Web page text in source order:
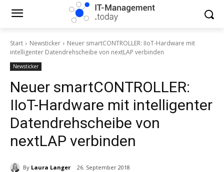
Start Newsticker
Neuer smartCONTROLLER: IIoT-Hardware mit
intelligenter Datendrehscheibe von nextLAP verbinden
Newsticker
Neuer smartCONTROLLER:
IIoT-Hardware mit intelligenter
Datendrehscheibe von
nextLAP verbinden
By Laura Langer 26. September 2018